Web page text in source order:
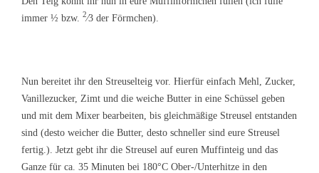
immer ½ bzw.
2⁄3 der Förmchen).
Nun bereitet ihr den Streuselteig vor. Hierfür einfach Mehl, Zucker,
Vanillezucker, Zimt und die weiche Butter in eine Schüssel geben
und mit dem Mixer bearbeiten, bis gleichmäßige Streusel entstanden
sind (desto weicher die Butter, desto schneller sind eure Streusel
fertig.). Jetzt gebt ihr die Streusel auf euren Muffinteig und das
Ganze für ca. 35 Minuten bei 180°C Ober-/Unterhitze in den